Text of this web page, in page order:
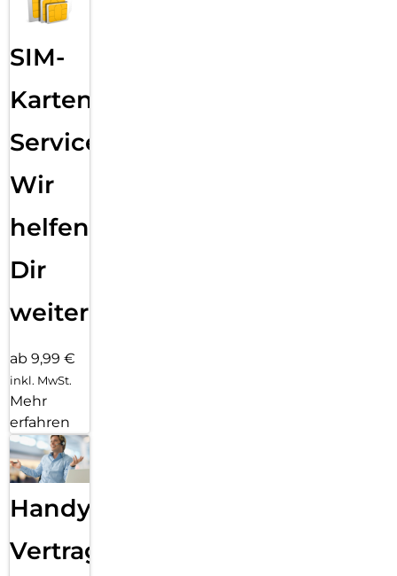
dieses nicht und garantiert somit eine absolut sichere
Verwendung. Und wenn es doch zum Ernstfall kommen
abgefangen hat und gebrochen ist, dann kann das DISPLEX
problemlos in einem Stück vom Display abgezogen werden.
Nach der Montage des Schutzglases sorgt das
eine klare Optik. Damit das Handy-Schutzglas langfristig
und zuverlässig hält, ist das Silikon auf alle Display-
Beschichtungen der verschiedenen Hersteller angepasst.
Auch die Optik wird dabei nicht beeinflusst: trotz Schutzglas
Transparenz und Farbtreue genießen.
Einfaches, blasenfreies Aufbringen:
Mit dem Mount Master gestaltet sich die Montage des
kein schiefes Aufliegen des Screen Protektors auf dem
Display, keine verdeckten Öffnungen für Lautsprecher oder
Mikrofone und erst recht keine Blasen unter dem Schutzglas.
SIM-
Karten
Service:
Wir
helfen
Dir
weiter
ab 9,99 €
inkl. MwSt.
Mehr
erfahren
Handy
Vertragsabwicklung